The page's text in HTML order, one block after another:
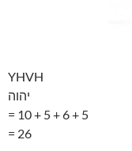
YHVH
יהוה
= 10 + 5 + 6 + 5
= 26